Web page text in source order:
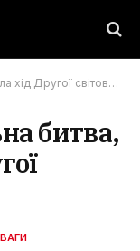
світової війни
битва,